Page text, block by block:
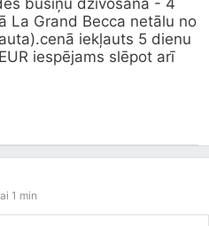
busiņu dzīvošana - 4
La Grand Becca netālu no
iekļauts 5 dienu
iespējams slēpot arī
1 min